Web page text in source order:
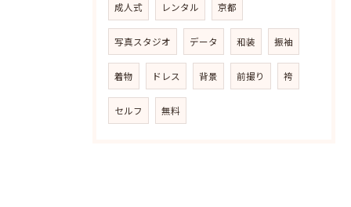
成人式 レンタル 京都
写真スタジオ データ 和装 振袖
着物 ドレス 背景 前撮り 袴
セルフ 無料